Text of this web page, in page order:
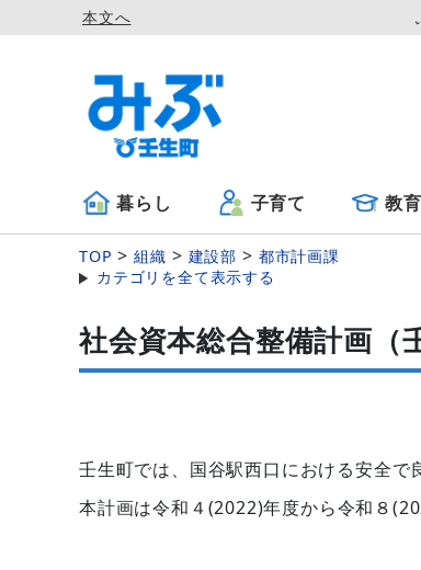
本文へ
暮らし 子育て 教
TOP 組織 建設部
都市計画課
カテゴリを全て表示する
社会資本総合整備計画（
壬生町では、国谷駅西口における安全で
本計画は令和４(2022)年度から令和８